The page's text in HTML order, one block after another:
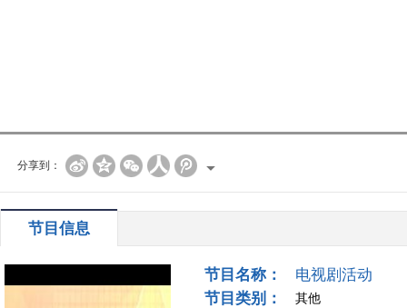
分享到：
节目信息
节目名称：
电视剧活动
节目类别：
其他